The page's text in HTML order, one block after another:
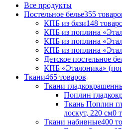
Все продукты
Постельное белье355
КПБ из бязи148
КПБ из поплина
КПБ из поплина
КПБ из поплина
Детское постельное
КПБ «Эталоника»
Ткани465 товаров
Ткани
Поплин
Ткань Поплин
лоскут, 220 см0
Ткани набивные400